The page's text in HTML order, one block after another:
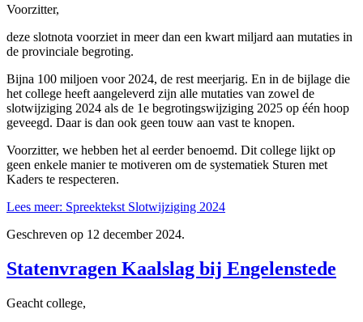
Voorzitter,
deze slotnota voorziet in meer dan een kwart miljard aan mutaties in
de provinciale begroting.
Bijna 100 miljoen voor 2024, de rest meerjarig. En in de bijlage die
het college heeft aangeleverd zijn alle mutaties van zowel de
slotwijziging 2024 als de 1e begrotingswijziging 2025 op één hoop
geveegd. Daar is dan ook geen touw aan vast te knopen.
Voorzitter, we hebben het al eerder benoemd. Dit college lijkt op
geen enkele manier te motiveren om de systematiek Sturen met
Kaders te respecteren.
Lees meer: Spreektekst Slotwijziging 2024
Geschreven op 12 december 2024.
Statenvragen Kaalslag bij Engelenstede
Geacht college,